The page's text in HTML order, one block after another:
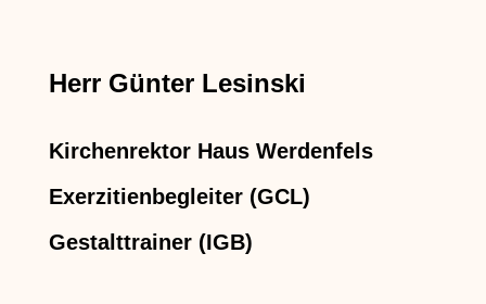
Herr Günter Lesinski
Kirchenrektor Haus Werdenfels
Exerzitienbegleiter (GCL)
Gestalttrainer (IGB)